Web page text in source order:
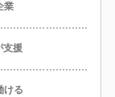
業
支援
ける